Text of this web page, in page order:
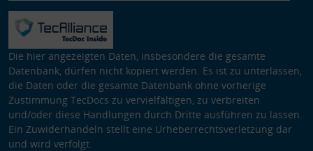
Die hier angezeigten Daten, insbesondere die gesamte
Datenbank, dürfen nicht kopiert werden. Es ist zu unterlassen,
die Daten oder die gesamte Datenbank ohne vorherige
Zustimmung TecDocs zu vervielfältigen, zu verbreiten
und/oder diese Handlungen durch Dritte ausführen zu lassen.
Ein Zuwiderhandeln stellt eine Urheberrechtsverletzung dar
und wird verfolgt.